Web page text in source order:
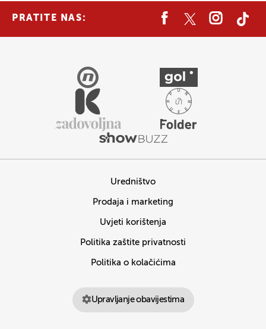
PRATITE NAS:
Uredništvo
Prodaja i marketing
Uvjeti korištenja
Politika zaštite privatnosti
Politika o kolačićima
Upravljanje obavijestima